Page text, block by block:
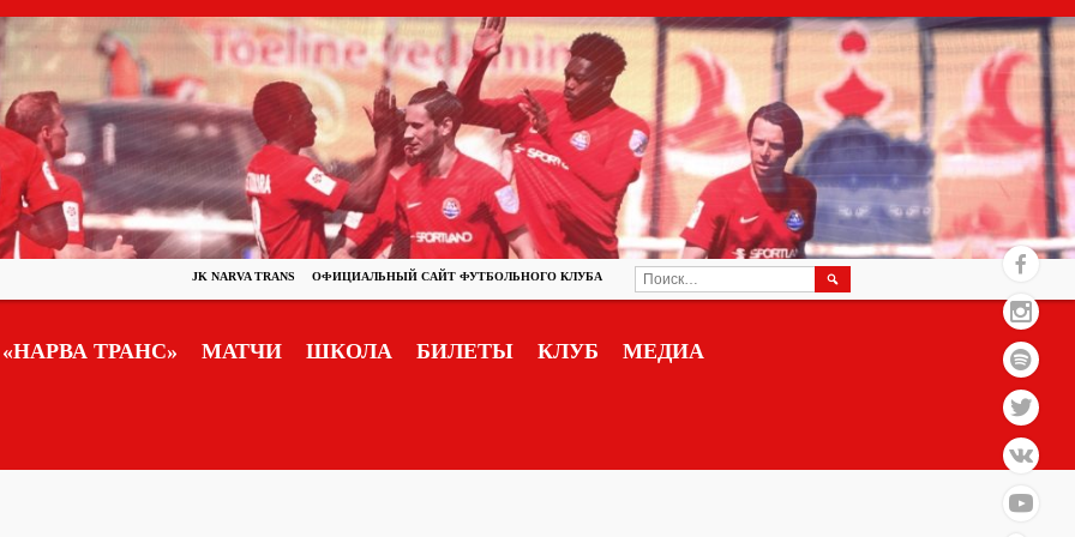
JK NARVA TRANS ОФИЦИАЛЬНЫЙ САЙТ ФУТБОЛЬНОГО КЛУБА НАЙТИ:
«НАРВА ТРАНС» МАТЧИ ШКОЛА БИЛЕТЫ КЛУБ МЕДИА